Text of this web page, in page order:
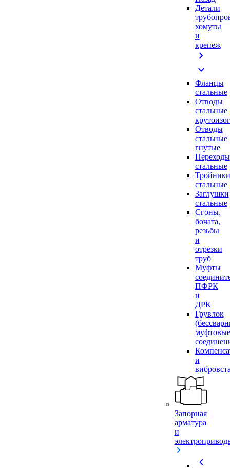
Детали
хомуты
и
крепеж
chevron_right
expand_more
Фланцы
стальные
Отводы
стальные
Отводы
стальные
гнутые
Переходы
стальные
Тройники
стальные
Заглушки
стальные
Сгоны,
бочата,
резьбы
и
отрезки
труб
Муфты
ПФРК
и
ДРК
Грувлок
муфтовые
и
Запорная
арматура
и
chevron_left